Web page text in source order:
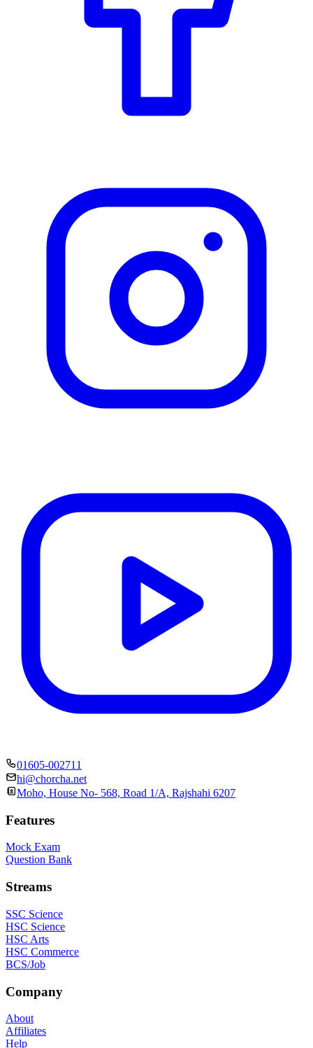
01605-002711
hi@chorcha.net
Moho, House No- 568, Road 1/A, Rajshahi 6207
Features
Mock Exam
Question Bank
Streams
SSC Science
HSC Science
HSC Arts
HSC Commerce
BCS/Job
Company
About
Affiliates
Help